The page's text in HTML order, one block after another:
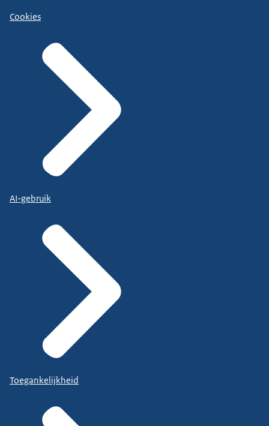
Cookies
AI-gebruik
Toegankelijkheid